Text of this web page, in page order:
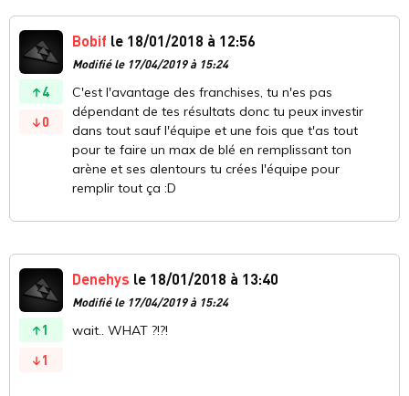
4
0
Bobif le 18/01/2018 à 12:56
Modifié le 17/04/2019 à 15:24
C'est l'avantage des franchises, tu n'es pas
dépendant de tes résultats donc tu peux investir
dans tout sauf l'équipe et une fois que t'as tout
pour te faire un max de blé en remplissant ton
arène et ses alentours tu crées l'équipe pour
remplir tout ça :D
1
1
Denehys le 18/01/2018 à 13:40
Modifié le 17/04/2019 à 15:24
wait.. WHAT ?!?!